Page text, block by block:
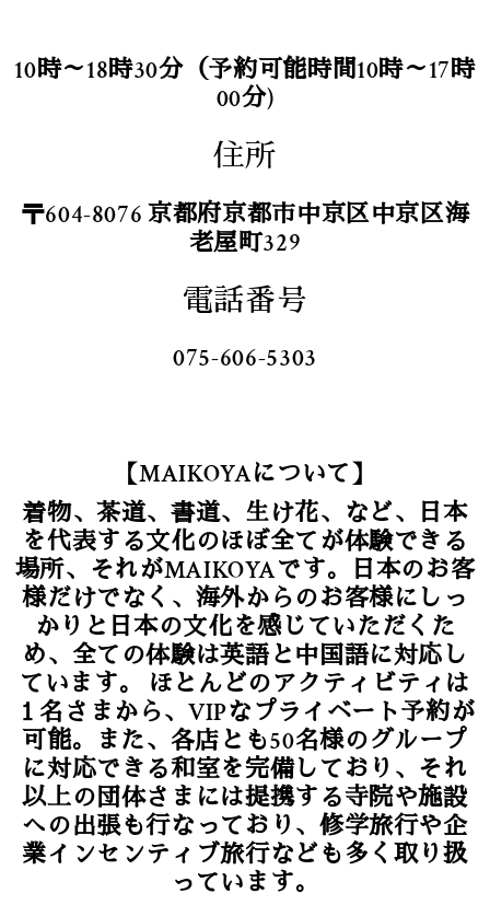
10時～18時30分（予約可能時間10時～17時
00分)
住所
〒604-8076 京都府京都市中京区中京区海
老屋町329
電話番号
075-606-5303
【MAIKOYAについて】
着物、茶道、書道、生け花、など、日本
を代表する文化のほぼ全てが体験できる
場所、それがMAIKOYAです。日本のお客
様だけでなく、海外からのお客様にしっ
かりと日本の文化を感じていただくた
め、全ての体験は英語と中国語に対応し
ています。 ほとんどのアクティビティは
１名さまから、VIPなプライベート予約が
可能。また、各店とも50名様のグループ
に対応できる和室を完備しており、それ
以上の団体さまには提携する寺院や施設
への出張も行なっており、修学旅行や企
業インセンティブ旅行なども多く取り扱
っています。